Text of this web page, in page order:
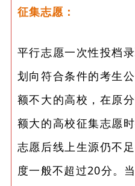
征集志愿：
平行志愿一次性投档
划向符合条件的考生
额不大的高校，在原
额大的高校征集志愿
志愿后线上生源仍不
度一般不超过20分。